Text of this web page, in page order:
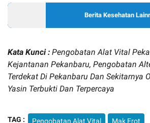
Berita Kesehatan
Kata Kunci : Pengobatan Alat Vital
Kejantanan Pekanbaru, Pengobatan
Terdekat Di Pekanbaru Dan Sekitarnya
Yasin Terbukti Dan Terpercaya
TAG : Pengobatan Alat Vital Mak Erot